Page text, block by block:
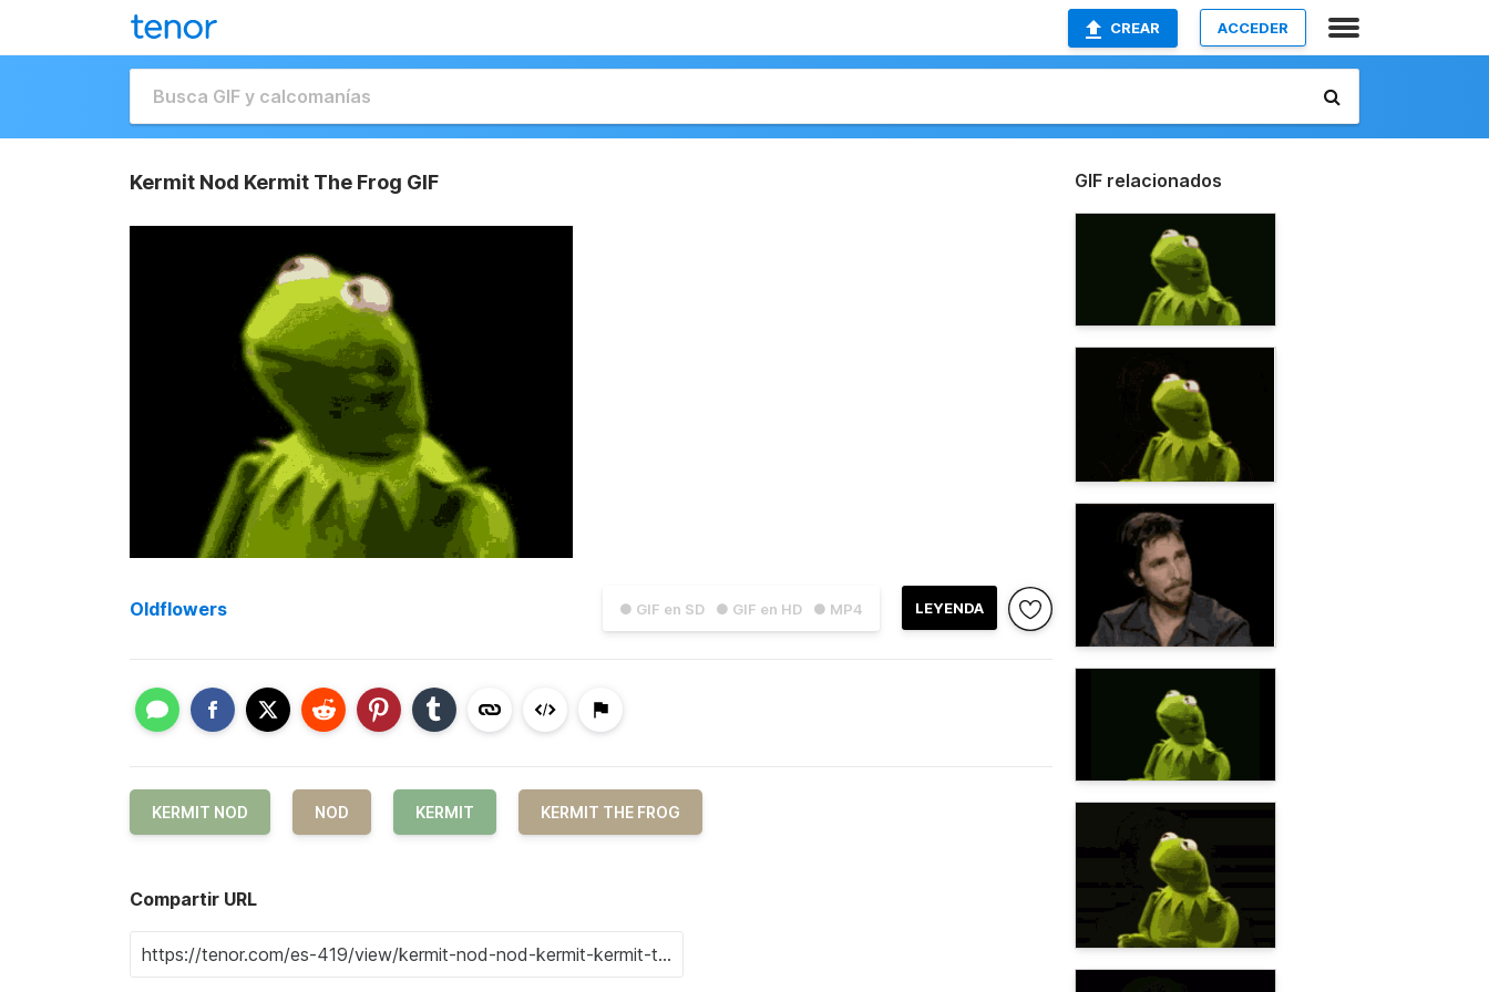
CREAR ACCEDER
Kermit Nod Kermit The Frog GIF
● GIF en SD ● GIF en HD ● MP4 LEYENDA
Oldflowers
KERMIT NOD NOD KERMIT KERMIT THE FROG
Compartir URL
GIF relacionados